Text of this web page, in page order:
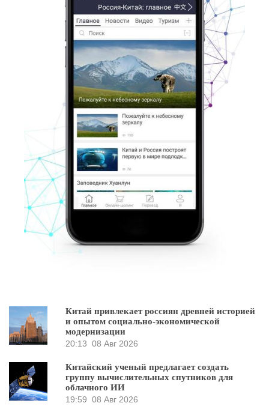
Китай привлекает россиян древней историей
и опытом социально-экономической
модернизации
20:13 08 Авг 2026
Китайский ученый предлагает создать
группу вычислительных спутников для
облачного ИИ
19:59 08 Авг 2026